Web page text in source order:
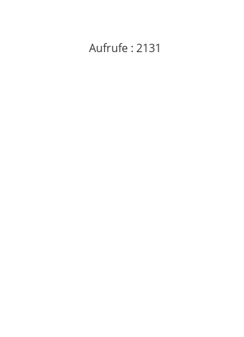
Aufrufe: 2131